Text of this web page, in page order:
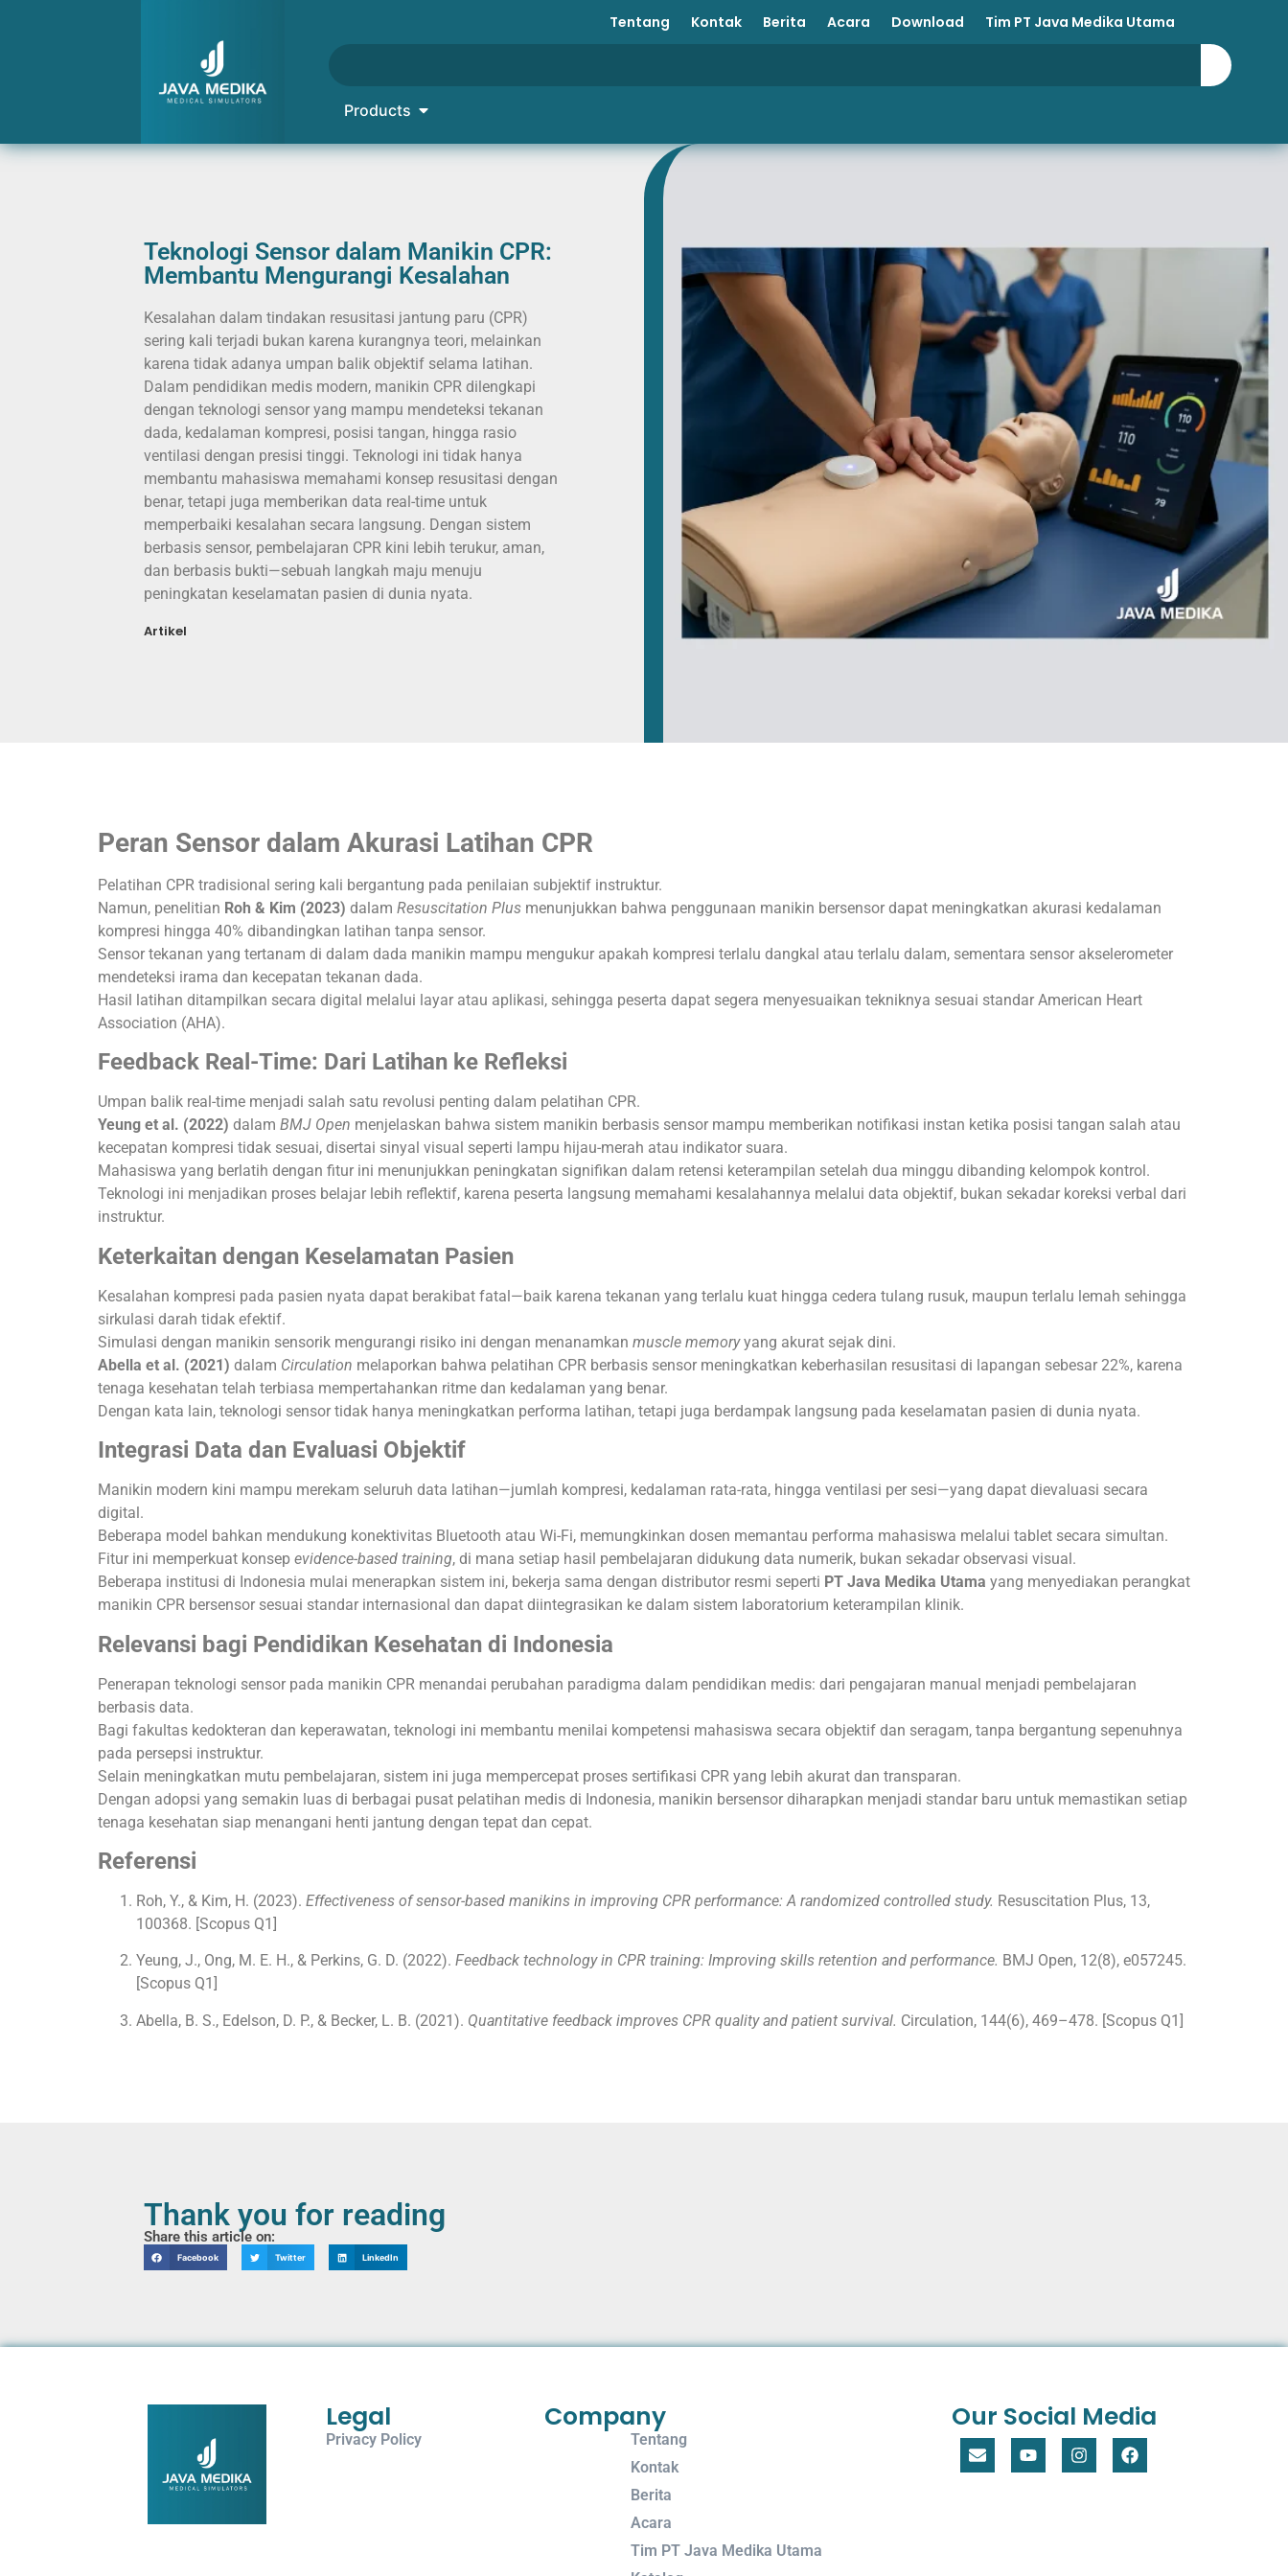
Tentang Kontak Berita Acara Download Tim PT Java Medika Utama
Products
Teknologi Sensor dalam Manikin CPR:
Membantu Mengurangi Kesalahan
Kesalahan dalam tindakan resusitasi jantung paru (CPR)
sering kali terjadi bukan karena kurangnya teori, melainkan
karena tidak adanya umpan balik objektif selama latihan.
Dalam pendidikan medis modern, manikin CPR dilengkapi
dengan teknologi sensor yang mampu mendeteksi tekanan
dada, kedalaman kompresi, posisi tangan, hingga rasio
ventilasi dengan presisi tinggi. Teknologi ini tidak hanya
membantu mahasiswa memahami konsep resusitasi dengan
benar, tetapi juga memberikan data real-time untuk
memperbaiki kesalahan secara langsung. Dengan sistem
berbasis sensor, pembelajaran CPR kini lebih terukur, aman,
dan berbasis bukti—sebuah langkah maju menuju
peningkatan keselamatan pasien di dunia nyata.
Artikel
Peran Sensor dalam Akurasi Latihan CPR
Pelatihan CPR tradisional sering kali bergantung pada penilaian subjektif instruktur.
Namun, penelitian Roh & Kim (2023) dalam Resuscitation Plus menunjukkan bahwa penggunaan manikin bersensor dapat meningkatkan akurasi kedalaman
kompresi hingga 40% dibandingkan latihan tanpa sensor.
Sensor tekanan yang tertanam di dalam dada manikin mampu mengukur apakah kompresi terlalu dangkal atau terlalu dalam, sementara sensor akselerometer
mendeteksi irama dan kecepatan tekanan dada.
Hasil latihan ditampilkan secara digital melalui layar atau aplikasi, sehingga peserta dapat segera menyesuaikan tekniknya sesuai standar American Heart
Association (AHA).
Feedback Real-Time: Dari Latihan ke Refleksi
Umpan balik real-time menjadi salah satu revolusi penting dalam pelatihan CPR.
Yeung et al. (2022) dalam BMJ Open menjelaskan bahwa sistem manikin berbasis sensor mampu memberikan notifikasi instan ketika posisi tangan salah atau
kecepatan kompresi tidak sesuai, disertai sinyal visual seperti lampu hijau-merah atau indikator suara.
Mahasiswa yang berlatih dengan fitur ini menunjukkan peningkatan signifikan dalam retensi keterampilan setelah dua minggu dibanding kelompok kontrol.
Teknologi ini menjadikan proses belajar lebih reflektif, karena peserta langsung memahami kesalahannya melalui data objektif, bukan sekadar koreksi verbal dari
instruktur.
Keterkaitan dengan Keselamatan Pasien
Kesalahan kompresi pada pasien nyata dapat berakibat fatal—baik karena tekanan yang terlalu kuat hingga cedera tulang rusuk, maupun terlalu lemah sehingga
sirkulasi darah tidak efektif.
Simulasi dengan manikin sensorik mengurangi risiko ini dengan menanamkan muscle memoryyang akurat sejak dini.
Abella et al. (2021) dalam Circulation melaporkan bahwa pelatihan CPR berbasis sensor meningkatkan keberhasilan resusitasi di lapangan sebesar 22%, karena
tenaga kesehatan telah terbiasa mempertahankan ritme dan kedalaman yang benar.
Dengan kata lain, teknologi sensor tidak hanya meningkatkan performa latihan, tetapi juga berdampak langsung pada keselamatan pasien di dunia nyata.
Integrasi Data dan Evaluasi Objektif
Manikin modern kini mampu merekam seluruh data latihan—jumlah kompresi, kedalaman rata-rata, hingga ventilasi per sesi—yang dapat dievaluasi secara
digital.
Beberapa model bahkan mendukung konektivitas Bluetooth atau Wi-Fi, memungkinkan dosen memantau performa mahasiswa melalui tablet secara simultan.
Fitur ini memperkuat konsep evidence-based training, di mana setiap hasil pembelajaran didukung data numerik, bukan sekadar observasi visual.
Beberapa institusi di Indonesia mulai menerapkan sistem ini, bekerja sama dengan distributor resmi seperti PT Java Medika Utama yang menyediakan perangkat
manikin CPR bersensor sesuai standar internasional dan dapat diintegrasikan ke dalam sistem laboratorium keterampilan klinik.
Relevansi bagi Pendidikan Kesehatan di Indonesia
Penerapan teknologi sensor pada manikin CPR menandai perubahan paradigma dalam pendidikan medis: dari pengajaran manual menjadi pembelajaran
berbasis data.
Bagi fakultas kedokteran dan keperawatan, teknologi ini membantu menilai kompetensi mahasiswa secara objektif dan seragam, tanpa bergantung sepenuhnya
pada persepsi instruktur.
Selain meningkatkan mutu pembelajaran, sistem ini juga mempercepat proses sertifikasi CPR yang lebih akurat dan transparan.
Dengan adopsi yang semakin luas di berbagai pusat pelatihan medis di Indonesia, manikin bersensor diharapkan menjadi standar baru untuk memastikan setiap
tenaga kesehatan siap menangani henti jantung dengan tepat dan cepat.
Referensi
Roh, Y., & Kim, H. (2023). Effectiveness of sensor-based manikins in improving CPR performance: A randomized controlled study. Resuscitation Plus, 13,
100368. [Scopus Q1]
Yeung, J., Ong, M. E. H., & Perkins, G. D. (2022). Feedback technology in CPR training: Improving skills retention and performance. BMJ Open, 12(8), e057245.
[Scopus Q1]
Abella, B. S., Edelson, D. P., & Becker, L. B. (2021). Quantitative feedback improves CPR quality and patient survival. Circulation, 144(6), 469–478. [Scopus Q1]
Thank you for reading
Share this article on:
Facebook Twitter LinkedIn
Legal
Privacy Policy
Tentang
Kontak
Berita
Acara
Tim PT Java Medika Utama
Company Our Social Media